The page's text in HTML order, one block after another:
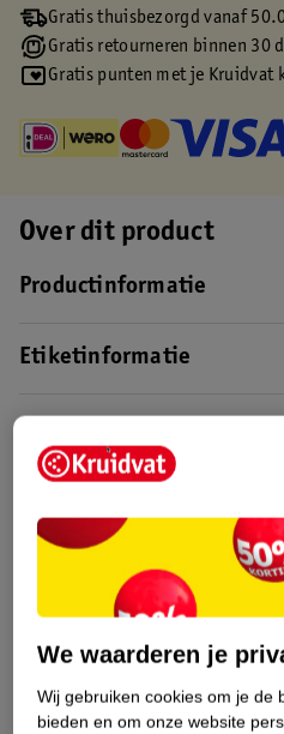
Gratis thuisbezorgd vanaf
Gratis retourneren binnen 30
Gratis punten met je Kruidvat
Over dit product
Productinformatie
Etiketinformatie
Meer
Bestel & Bezorginformatie
Bekijk ook
We waarderen je
Wij gebruiken cookies om je de
bieden en om onze website